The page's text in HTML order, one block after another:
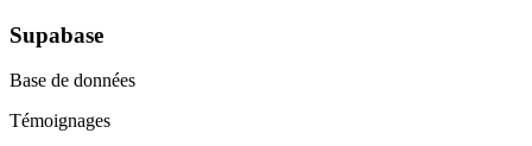
Supabase
Base de données
Témoignages